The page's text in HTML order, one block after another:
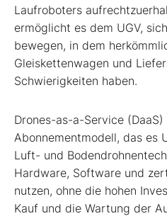
Laufroboters
ermöglicht es dem UGV,
bewegen, in dem
Gleiskettenwagen und
Schwierigkeiten haben.
Drones-as-a-Service
Abonnementmodell, das es
Luft- und
Hardware, Software und
nutzen, ohne die hohen
Kauf und die Wartung der